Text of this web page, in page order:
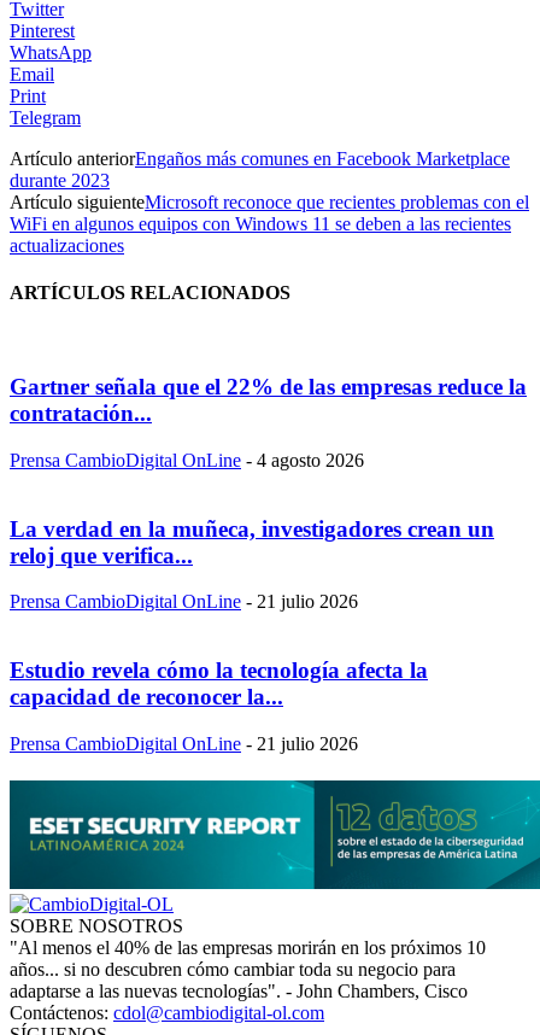
Twitter
Pinterest
WhatsApp
Email
Print
Telegram
Artículo anteriorEngaños más comunes en Facebook Marketplace
durante 2023
Artículo siguienteMicrosoft reconoce que recientes problemas con el
WiFi en algunos equipos con Windows 11 se deben a las recientes
actualizaciones
ARTÍCULOS RELACIONADOS
Gartner señala que el 22% de las empresas reduce la
contratación...
Prensa CambioDigital OnLine - 4 agosto 2026
La verdad en la muñeca, investigadores crean un
reloj que verifica...
Prensa CambioDigital OnLine - 21 julio 2026
Estudio revela cómo la tecnología afecta la
capacidad de reconocer la...
Prensa CambioDigital OnLine - 21 julio 2026
SOBRE NOSOTROS
"Al menos el 40% de las empresas morirán en los próximos 10
años... si no descubren cómo cambiar toda su negocio para
adaptarse a las nuevas tecnologías". - John Chambers, Cisco
Contáctenos: cdol@cambiodigital-ol.com